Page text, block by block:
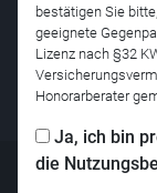
Haben
benötigen
bestätigen Sie
geeignete
Lizenz nach §32
Honorarberater
Ja, ich bin
die